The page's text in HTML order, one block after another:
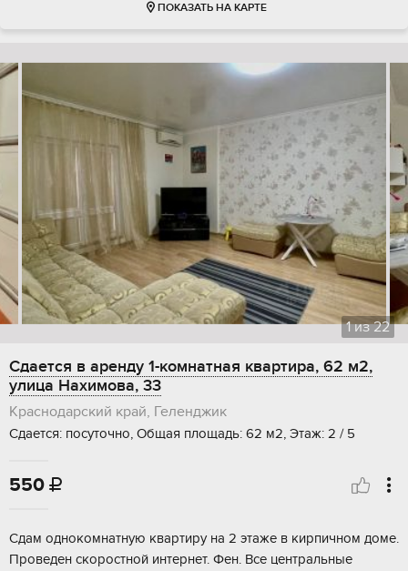
ПОКАЗАТЬ НА КАРТЕ
1из22
Сдается в аренду 1-комнатная квартира, 62 м2,
улица Нахимова, 33
Краснодарский край, Геленджик
Сдается: посуточно, Общая площадь: 62 м2, Этаж: 2 / 5
550 
Сдам однокомнатную квартиру на 2 этаже в кирпичном доме.
Проведен скоростной интернет. Фен. Все центральные